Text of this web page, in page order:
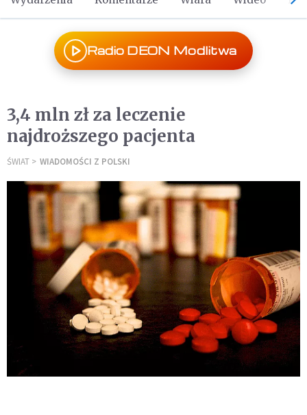
Radio DEON Modlitwa
3,4 mln zł za leczenie
najdroższego pacjenta
ŚWIAT WIADOMOŚCI Z POLSKI